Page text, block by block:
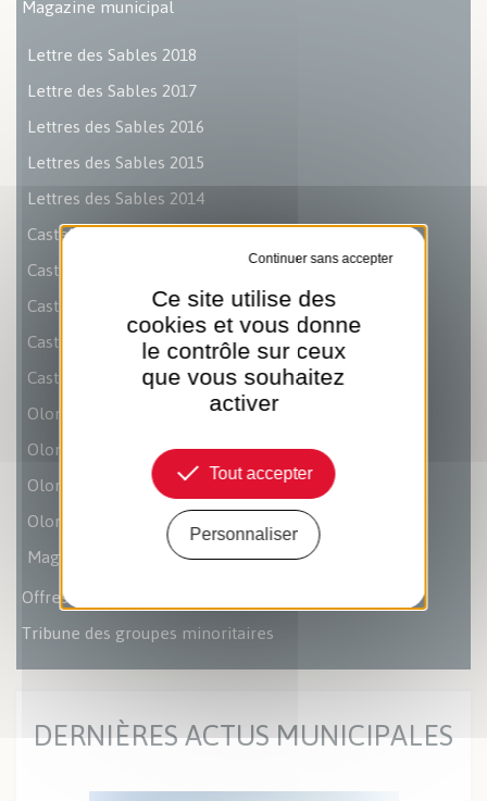
Magazine municipal
Lettre des Sables 2018
Lettre des Sables 2017
Lettres des Sables 2016
Lettres des Sables 2015
Lettres des Sables 2014
Castel info 2018
Castel info 2017
Castel info 2016
Castel info 2015
Castel info 2014
Olonne le Mag 2018
Olonne le mag 2017
Olonne le Mag 2016
Olonne le Mag 2015
Magazine Nous Les Sables 2019-2025
Offres d'emploi
Tribune des groupes minoritaires
DERNIÈRES ACTUS MUNICIPALES
Ce site utilise des
cookies et vous donne
le contrôle sur ceux
que vous souhaitez
activer
Tout accepter
Tout refuser
Personnaliser